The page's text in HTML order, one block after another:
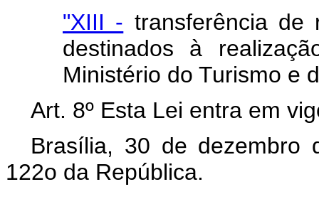
"XIII - transferência de
destinados à
Ministério do Turismo e
Art. 8º Esta Lei entra em
Brasília, 30 de dezembro
122o da República.